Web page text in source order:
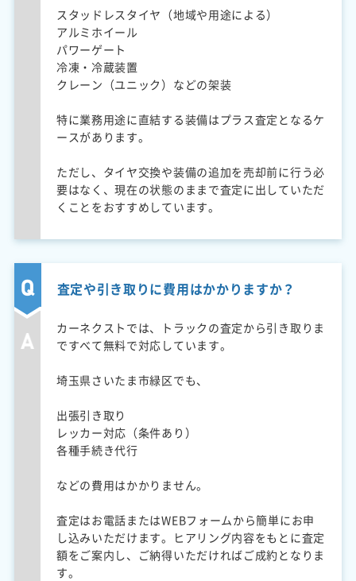
スタッドレスタイヤ（地域や用途による）
アルミホイール
パワーゲート
冷凍・冷蔵装置
クレーン（ユニック）などの架装
特に業務用途に直結する装備はプラス査定となるケ
ースがあります。
ただし、タイヤ交換や装備の追加を売却前に行う必
要はなく、現在の状態のままで査定に出していただ
くことをおすすめしています。
査定や引き取りに費用はかかりますか？
カーネクストでは、トラックの査定から引き取りま
ですべて無料で対応しています。
埼玉県さいたま市緑区でも、
出張引き取り
レッカー対応（条件あり）
各種手続き代行
などの費用はかかりません。
査定はお電話またはWEBフォームから簡単にお申
し込みいただけます。ヒアリング内容をもとに査定
額をご案内し、ご納得いただければご成約となりま
す。